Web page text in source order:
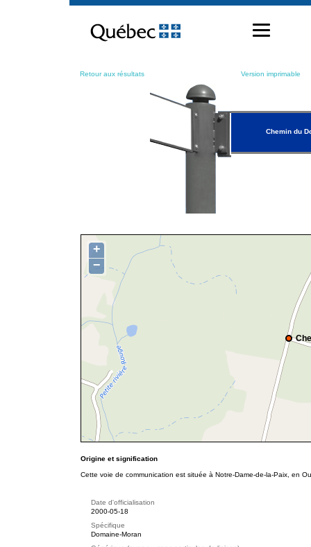
contenu
Retour aux résultats Version imprimable
Chemin du
+
−
Origine et signification
Cette voie de communication est située à Notre-Dame-de-la-Paix, en
Date d'officialisation
2000-05-18
Spécifique
Domaine-Moran